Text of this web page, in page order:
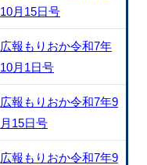
10月15日号
広報もりおか令和7年
10月1日号
広報もりおか令和7年9
月15日号
広報もりおか令和7年9